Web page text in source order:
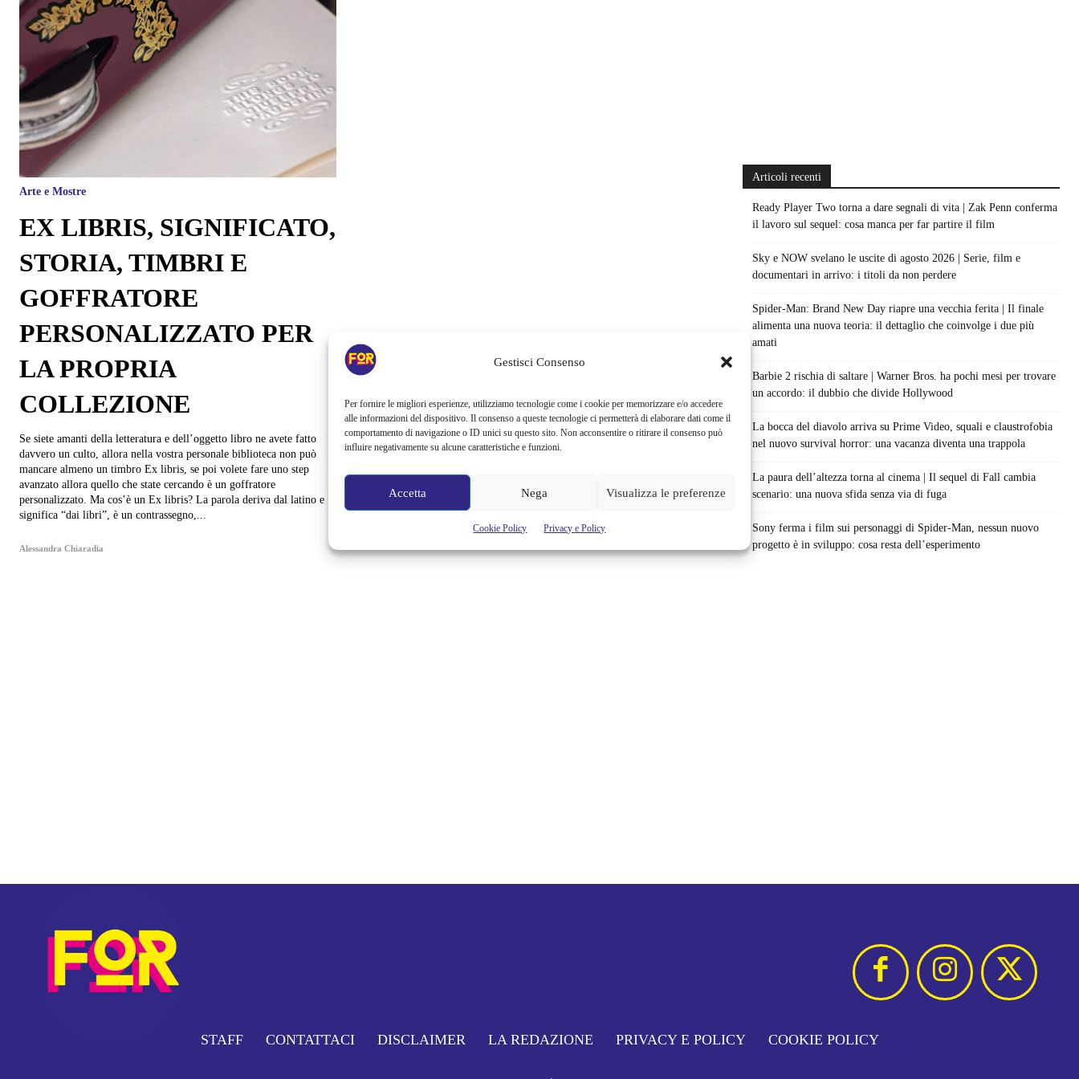
Gestisci Consenso
Per fornire le migliori esperienze, utilizziamo tecnologie come i cookie per memorizzare e/o accedere
alle informazioni del dispositivo. Il consenso a queste tecnologie ci permetterà di elaborare dati come il
comportamento di navigazione o ID unici su questo sito. Non acconsentire o ritirare il consenso può
influire negativamente su alcune caratteristiche e funzioni.
Accetta Nega Visualizza le preferenze
Cookie Policy Privacy e Policy
Arte e Mostre
EX LIBRIS, SIGNIFICATO,
STORIA, TIMBRI E
GOFFRATORE
PERSONALIZZATO PER
LA PROPRIA
COLLEZIONE
Se siete amanti della letteratura e dell’oggetto libro ne avete fatto
davvero un culto, allora nella vostra personale biblioteca non può
mancare almeno un timbro Ex libris, se poi volete fare uno step
avanzato allora quello che state cercando è un goffratore
personalizzato. Ma cos’è un Ex libris? La parola deriva dal latino e
significa “dai libri”, è un contrassegno,...
Alessandra Chiaradia
Articoli recenti
Ready Player Two torna a dare segnali di vita | Zak Penn conferma
il lavoro sul sequel: cosa manca per far partire il film
Sky e NOW svelano le uscite di agosto 2026 | Serie, film e
documentari in arrivo: i titoli da non perdere
Spider-Man: Brand New Day riapre una vecchia ferita | Il finale
alimenta una nuova teoria: il dettaglio che coinvolge i due più
amati
Barbie 2 rischia di saltare | Warner Bros. ha pochi mesi per trovare
un accordo: il dubbio che divide Hollywood
La bocca del diavolo arriva su Prime Video, squali e claustrofobia
nel nuovo survival horror: una vacanza diventa una trappola
La paura dell’altezza torna al cinema | Il sequel di Fall cambia
scenario: una nuova sfida senza via di fuga
Sony ferma i film sui personaggi di Spider-Man, nessun nuovo
progetto è in sviluppo: cosa resta dell’esperimento
STAFF CONTATTACI DISCLAIMER LA REDAZIONE PRIVACY E POLICY COOKIE POLICY